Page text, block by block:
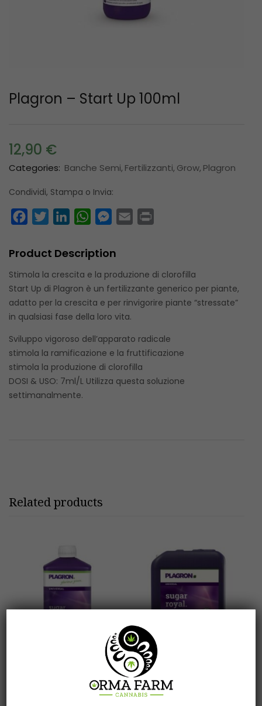
Plagron – Start Up 100ml
12,90 €
Categories: Banche Semi Fertilizzanti Grow Plagron
Condividi, Stampa o Invia:
FacebookTwitterLinkedInWhatsAppMessenger
Email
Product Description
Stimola la crescita e la produzione di clorofilla
Start Up di Plagron è un fertilizzante generico per piante,
adatto per la crescita e per rinvigorire piante “stressate”
in qualsiasi fase della loro vita.
Sviluppo vigoroso dell’apparato radicale
stimola la ramificazione e la fruttificazione
stimola la produzione di clorofilla
DOSI & USO: 7ml/L Utilizza questa soluzione
settimanalmente.
Related products
Plagron Repro Forte
Aggiungi al carrello
Plagron Repro